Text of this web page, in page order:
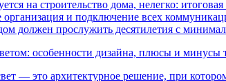
на строительство дома, нелегко:
организация и подключение всех
дом должен прослужить десятилетия с
особенности дизайна, плюсы и минусы
— это архитектурное решение, при